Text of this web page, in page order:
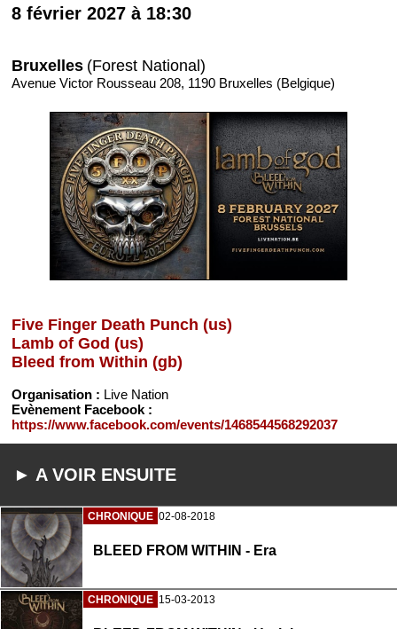
8 février 2027 à 18:30
Bruxelles (Forest National)
Avenue Victor Rousseau 208, 1190 Bruxelles (Belgique)
Five Finger Death Punch (us)
Lamb of God (us)
Bleed from Within (gb)
Organisation : Live Nation
Evènement Facebook :
https://www.facebook.com/events/1468544568292037
► A VOIR ENSUITE
CHRONIQUE 02-08-2018
BLEED FROM WITHIN - Era
CHRONIQUE 15-03-2013